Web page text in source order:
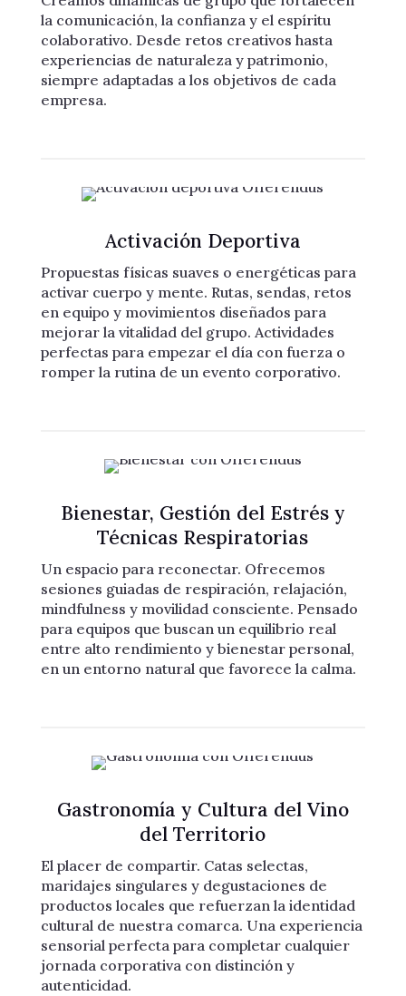
la comunicación, la confianza y el espíritu
colaborativo. Desde retos creativos hasta
experiencias de naturaleza y patrimonio,
siempre adaptadas a los objetivos de cada
empresa.
Activación Deportiva
Propuestas físicas suaves o energéticas para
activar cuerpo y mente. Rutas, sendas, retos
en equipo y movimientos diseñados para
mejorar la vitalidad del grupo. Actividades
perfectas para empezar el día con fuerza o
romper la rutina de un evento corporativo.
Bienestar, Gestión del Estrés y
Técnicas Respiratorias
Un espacio para reconectar. Ofrecemos
sesiones guiadas de respiración, relajación,
mindfulness y movilidad consciente. Pensado
para equipos que buscan un equilibrio real
entre alto rendimiento y bienestar personal,
en un entorno natural que favorece la calma.
Gastronomía y Cultura del Vino
del Territorio
El placer de compartir. Catas selectas,
maridajes singulares y degustaciones de
productos locales que refuerzan la identidad
cultural de nuestra comarca. Una experiencia
sensorial perfecta para completar cualquier
jornada corporativa con distinción y
autenticidad.